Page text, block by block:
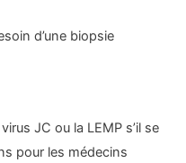
d’une biopsie
JC ou la LEMP s’il se
pour les médecins